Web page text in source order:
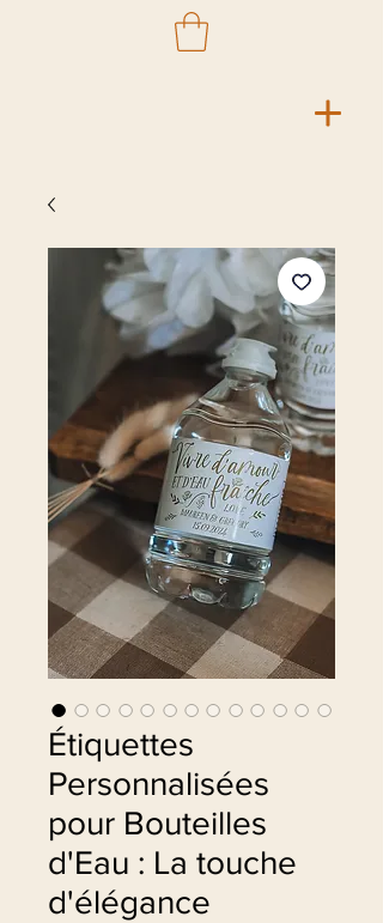
Étiquettes
Personnalisées
pour Bouteilles
d'Eau : La touche
d'élégance